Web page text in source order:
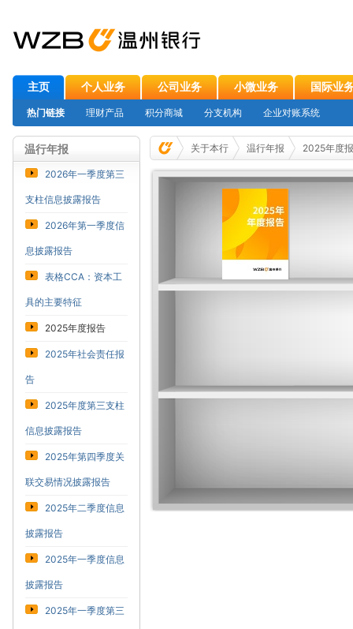
主页 个人业务 公司业务 小微业务 国际业
热门链接 理财产品 积分商城 分支机构 企业对账系统
温行年报
2026年一季度第三
支柱信息披露报告
2026年第一季度信
息披露报告
表格CCA：资本工
具的主要特征
2025年度报告
2025年社会责任报
告
2025年度第三支柱
信息披露报告
2025年第四季度关
联交易情况披露报告
2025年二季度信息
披露报告
2025年一季度信息
披露报告
2025年一季度第三
关于本行 温行年报 2025年度